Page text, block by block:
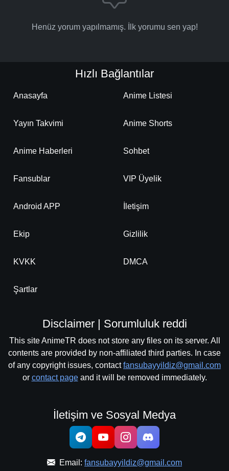
Henüz yorum yapılmamış. İlk yorumu sen yap!
Hızlı Bağlantılar
Anasayfa Anime Listesi
Yayın Takvimi Anime Shorts
Anime Haberleri Sohbet
Fansublar VIP Üyelik
Android APP İletişim
Ekip Gizlilik
KVKK DMCA
Şartlar
Disclaimer | Sorumluluk reddi
This site AnimeTR does not store any files on its server. All
contents are provided by non-affiliated third parties. In case
of any copyright issues, contactfansubayyildiz@gmail.com
or contact pageand it will be removed immediately.
İletişim ve Sosyal Medya
Email: fansubayyildiz@gmail.com